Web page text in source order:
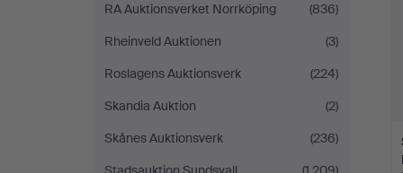
RA Auktionsverket Norrköping
(836)
Rheinveld Auktionen
(3)
Roslagens Auktionsverk
(224)
Skandia Auktion
(2)
Skånes Auktionsverk
(236)